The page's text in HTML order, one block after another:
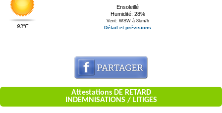
93°F
Ensoleillé
Humidité: 28%
Vent: WSW à 8km/h
Détail et prévisions
Attestations DE RETARD
INDEMNISATIONS / LITIGES